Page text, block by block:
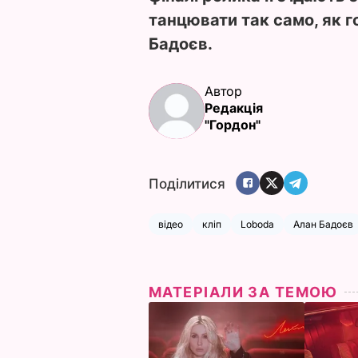
танцювати так само, як
Бадоєв.
Автор
Редакція
"Гордон"
Поділитися
відео кліп Loboda Алан Бадоєв
МАТЕРІАЛИ ЗА ТЕМОЮ